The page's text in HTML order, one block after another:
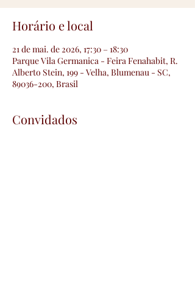
Horário e local
21 de mai. de 2026, 17:30 – 18:30
Parque Vila Germanica - Feira Fenahabit, R.
Alberto Stein, 199 - Velha, Blumenau - SC,
89036-200, Brasil
Convidados